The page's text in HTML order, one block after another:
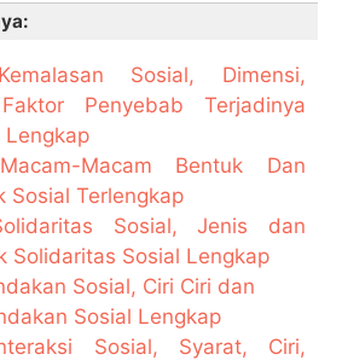
Sosial, Dimensi,
Penyebab Terjadinya
Lengkap
Macam Bentuk Dan
Sosial Terlengkap
Sosial, Jenis dan
Solidaritas Sosial Lengkap
Sosial, Ciri Ciri dan
Sosial Lengkap
Sosial, Syarat, Ciri,